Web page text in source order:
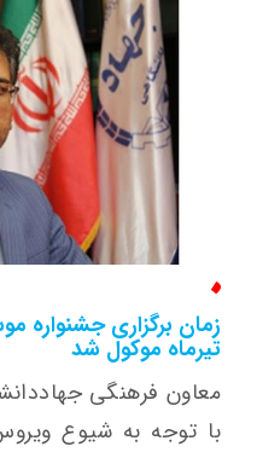
زمان برگزاری جشنواره
تیرماه موکول شد
معاون فرهنگی
با توجه به شیوع